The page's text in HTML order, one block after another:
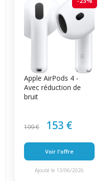
Apple AirPods 4 -
Avec réduction de
bruit
199 € 153 €
Voir l'offre
Ajouté le 13/06/2026